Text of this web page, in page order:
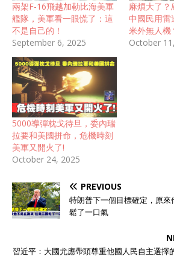
兩架F-16飛越加勒比海美軍
艦隊，美軍看一眼慌了：這
不是自己的！
September 6, 2025
麻煩大了
中國民用雷
米外無人機
October
5000導彈枕戈待旦，委內瑞
拉要和美國拼命，危機時刻
美軍又開火了!
October 24, 2025
PREVIOUS
特朗普下一個目標確定，原
鬆了一口氣
習近平：大國尤應帶頭尊重他國人民自主選擇